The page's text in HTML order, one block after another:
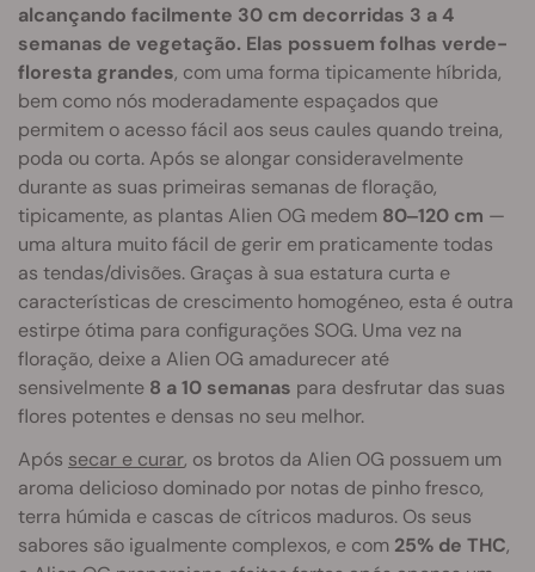
alcançando facilmente 30 cm decorridas 3 a 4
semanas de vegetação. Elas possuem folhas verde-
floresta grandes, com uma forma tipicamente híbrida,
bem como nós moderadamente espaçados que
permitem o acesso fácil aos seus caules quando treina,
poda ou corta. Após se alongar consideravelmente
durante as suas primeiras semanas de floração,
tipicamente, as plantas Alien OG medem 80‒120 cm —
uma altura muito fácil de gerir em praticamente todas
as tendas/divisões. Graças à sua estatura curta e
características de crescimento homogéneo, esta é outra
estirpe ótima para configurações SOG. Uma vez na
floração, deixe a Alien OG amadurecer até
sensivelmente 8 a 10 semanas para desfrutar das suas
flores potentes e densas no seu melhor.
Após secar e curar, os brotos da Alien OG possuem um
aroma delicioso dominado por notas de pinho fresco,
terra húmida e cascas de cítricos maduros. Os seus
sabores são igualmente complexos, e com 25% de THC,